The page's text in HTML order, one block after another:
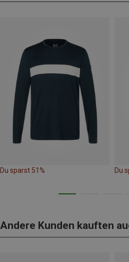
Du sparst 51% Du
Andere Kunden kauften